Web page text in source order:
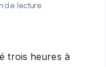
de lecture
trois heures à